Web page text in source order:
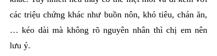
các triệu chứng khác như buồn nôn, khó tiêu, chán ăn,
… kéo dài mà không rõ nguyên nhân thì chị em nên
lưu ý.